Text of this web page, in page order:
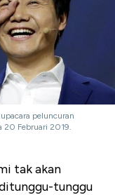
peluncuran
Februari 2019.
tak akan
tunggu